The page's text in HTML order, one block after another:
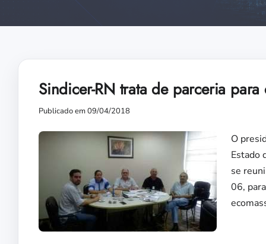
Sindicer-RN trata de parceria
Publicado em 09/04/2018
O
Estado
se
06,